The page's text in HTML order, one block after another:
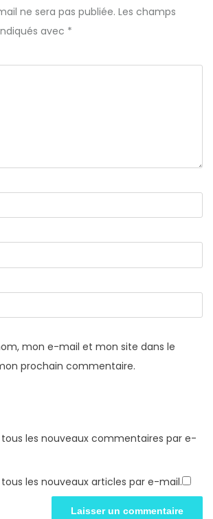
ne sera pas publiée. Les champs
avec *
mon e-mail et mon site dans le
prochain commentaire.
les nouveaux commentaires par e-
les nouveaux articles par e-mail.